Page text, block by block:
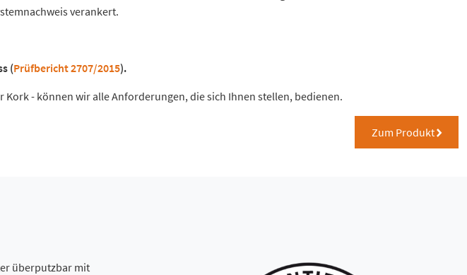
verankert.
(Prüfbericht 2707/2015).
- können wir alle Anforderungen, die sich Ihnen stellen, bedienen.
Zum Produktright
überputzbar mit